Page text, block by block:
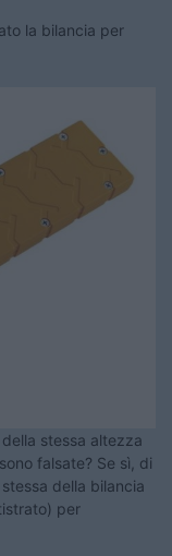
la bilancia per
stessa altezza
falsate? Se sì, di
della bilancia
per